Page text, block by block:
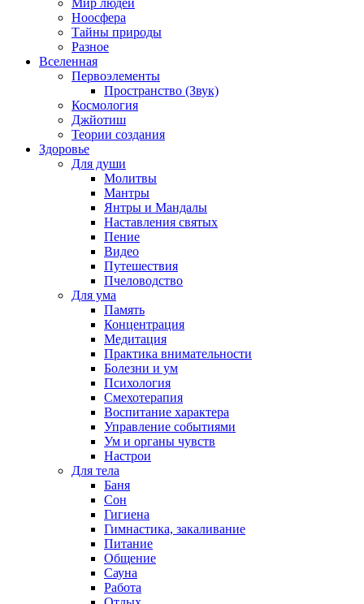
Мир людей
Ноосфера
Тайны природы
Разное
Вселенная
Первоэлементы
Пространство (Звук)
Космология
Джйотиш
Теории создания
Здоровье
Для души
Молитвы
Мантры
Янтры и Мандалы
Наставления святых
Пение
Видео
Путешествия
Пчеловодство
Для ума
Память
Концентрация
Медитация
Практика внимательности
Болезни и ум
Психология
Смехотерапия
Воспитание характера
Управление событиями
Ум и органы чувств
Настрои
Для тела
Баня
Сон
Гигиена
Гимнастика, закаливание
Питание
Общение
Сауна
Работа